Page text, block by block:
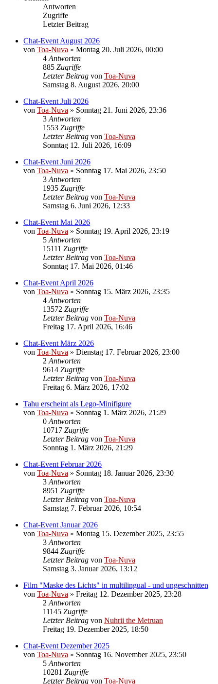
Antworten
Zugriffe
Letzter Beitrag
Chat-Event August 2026
von Toa-Nuva » Montag 20. Juli 2026, 00:00
4 Antworten
885 Zugriffe
Letzter Beitrag von Toa-Nuva
Samstag 8. August 2026, 20:00
Chat-Event Juli 2026
von Toa-Nuva » Sonntag 21. Juni 2026, 23:36
3 Antworten
1553 Zugriffe
Letzter Beitrag von Toa-Nuva
Sonntag 12. Juli 2026, 16:09
Chat-Event Juni 2026
von Toa-Nuva » Sonntag 17. Mai 2026, 23:50
3 Antworten
1935 Zugriffe
Letzter Beitrag von Toa-Nuva
Samstag 6. Juni 2026, 12:33
Chat-Event Mai 2026
von Toa-Nuva » Sonntag 19. April 2026, 23:19
5 Antworten
15111 Zugriffe
Letzter Beitrag von Toa-Nuva
Sonntag 17. Mai 2026, 01:46
Chat-Event April 2026
von Toa-Nuva » Sonntag 15. März 2026, 23:35
4 Antworten
13572 Zugriffe
Letzter Beitrag von Toa-Nuva
Freitag 17. April 2026, 16:46
Chat-Event März 2026
von Toa-Nuva » Dienstag 17. Februar 2026, 23:00
2 Antworten
9614 Zugriffe
Letzter Beitrag von Toa-Nuva
Freitag 6. März 2026, 17:02
Tahu erscheint als Lego-Minifigure
von Toa-Nuva » Sonntag 1. März 2026, 21:29
0 Antworten
10717 Zugriffe
Letzter Beitrag von Toa-Nuva
Sonntag 1. März 2026, 21:29
Chat-Event Februar 2026
von Toa-Nuva » Sonntag 18. Januar 2026, 23:30
3 Antworten
8951 Zugriffe
Letzter Beitrag von Toa-Nuva
Samstag 7. Februar 2026, 10:54
Chat-Event Januar 2026
von Toa-Nuva » Montag 15. Dezember 2025, 23:55
3 Antworten
9844 Zugriffe
Letzter Beitrag von Toa-Nuva
Samstag 3. Januar 2026, 13:12
Film "Maske des Lichts" in multilingual - und ungeschnitten
von Toa-Nuva » Freitag 12. Dezember 2025, 23:28
2 Antworten
11145 Zugriffe
Letzter Beitrag von Nuhrii the Metruan
Freitag 19. Dezember 2025, 18:50
Chat-Event Dezember 2025
von Toa-Nuva » Sonntag 16. November 2025, 23:50
5 Antworten
10281 Zugriffe
Letzter Beitrag von Toa-Nuva